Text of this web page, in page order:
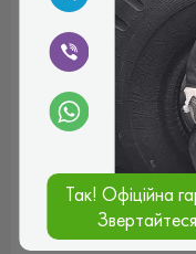
трохи більше 10000
шинами не
гулі, проколу чи
протектору за цей
тримають добре,
вони акустично
04.09.2025, 14:42
Андрій
Так! Офіційна